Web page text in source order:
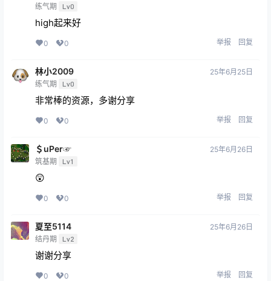
练气期 Lv0
high起来好
0 0 举报 回复
林小2009
练气期 Lv0
25年6月25日
非常棒的资源，多谢分享
0 0 举报 回复
＄uΡer☞
筑基期 Lv1
25年6月26日
😲
0 0 举报 回复
夏至5114
结丹期 Lv2
25年6月26日
谢谢分享
0 0 举报 回复